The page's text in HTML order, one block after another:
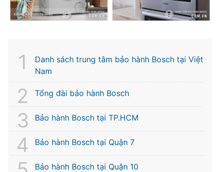
Danh sách trung tâm bảo hành Bosch tại Việt
Nam
Tổng đài bảo hành Bosch
Bảo hành Bosch tại TP.HCM
Bảo hành Bosch tại Quận 7
Bảo hành Bosch tại Quận 10